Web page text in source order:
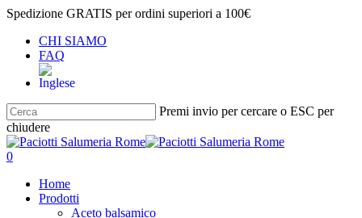
Salta
contenuto
principale
Spedizione GRATIS per ordini superiori a 100€
CHI SIAMO
FAQ
Premi invio per cercare o ESC per
chiudere
Chiudi
ricerca
cerca
account
0
Home
Prodotti
Aceto balsamico